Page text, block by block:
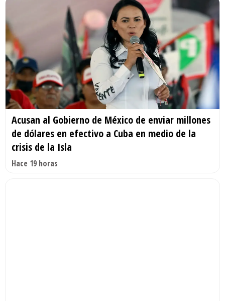
Acusan al Gobierno de México de enviar millones
de dólares en efectivo a Cuba en medio de la
crisis de la Isla
Hace 19 horas